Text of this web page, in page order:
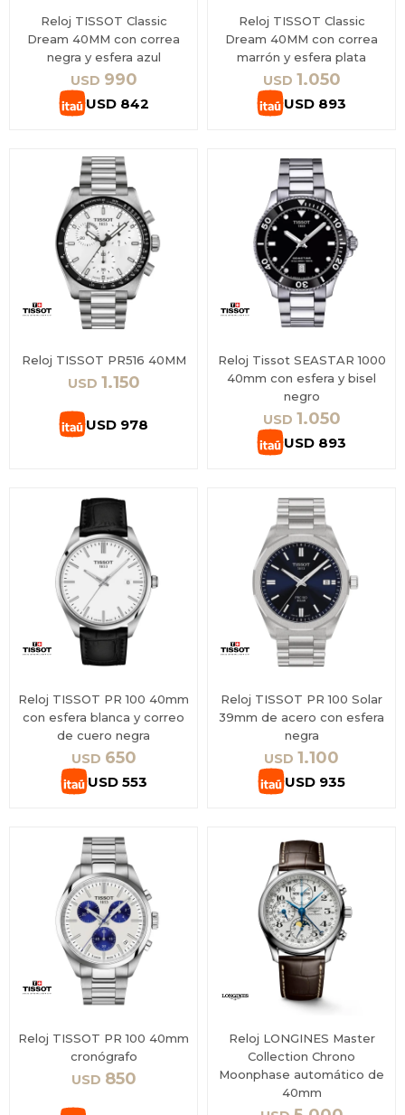
Reloj TISSOT Classic
Dream 40MM con correa
negra y esfera azul
USD 990
USD 842
Reloj TISSOT Classic
Dream 40MM con correa
marrón y esfera plata
USD 1.050
USD 893
Reloj TISSOT PR516 40MM
USD 1.150
USD 978
Reloj Tissot SEASTAR 1000
40mm con esfera y bisel
negro
USD 1.050
USD 893
Reloj TISSOT PR 100 40mm
con esfera blanca y correo
de cuero negra
USD 650
USD 553
Reloj TISSOT PR 100 Solar
39mm de acero con esfera
negra
USD 1.100
USD 935
Reloj TISSOT PR 100 40mm
cronógrafo
USD 850
Reloj LONGINES Master
Collection Chrono
Moonphase automático de
40mm